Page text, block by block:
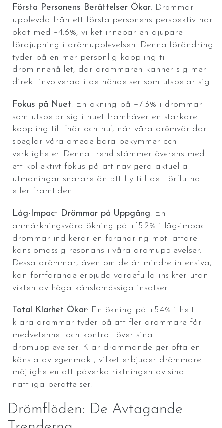
Första Personens Berättelser Ökar: Drömmar
upplevda från ett första personens perspektiv har
ökat med +4.6%, vilket innebär en djupare
fördjupning i drömupplevelsen. Denna förändring
tyder på en mer personlig koppling till
dröminnehållet, där drömmaren känner sig mer
direkt involverad i de händelser som utspelar sig.
Fokus på Nuet: En ökning på +7.3% i drömmar
som utspelar sig i nuet framhäver en starkare
koppling till “här och nu”, när våra drömvärldar
speglar våra omedelbara bekymmer och
verkligheter. Denna trend stämmer överens med
ett kollektivt fokus på att navigera aktuella
utmaningar snarare än att fly till det förflutna
eller framtiden.
Låg-Impact Drömmar på Uppgång: En
anmärkningsvärd ökning på +15.2% i låg-impact
drömmar indikerar en förändring mot lättare
känslomässig resonans i våra drömupplevelser.
Dessa drömmar, även om de är mindre intensiva,
kan fortfarande erbjuda värdefulla insikter utan
vikten av höga känslomässiga insatser.
Total Klarhet Ökar: En ökning på +5.4% i helt
klara drömmar tyder på att fler drömmare får
medvetenhet och kontroll över sina
drömupplevelser. Klar drömmande ger ofta en
känsla av egenmakt, vilket erbjuder drömmare
möjligheten att påverka riktningen av sina
nattliga berättelser.
Drömflöden: De Avtagande